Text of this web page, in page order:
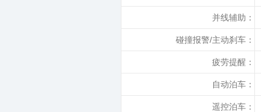
并线辅助：
碰撞报警/主动刹车：
疲劳提醒：
自动泊车：
遥控泊车：